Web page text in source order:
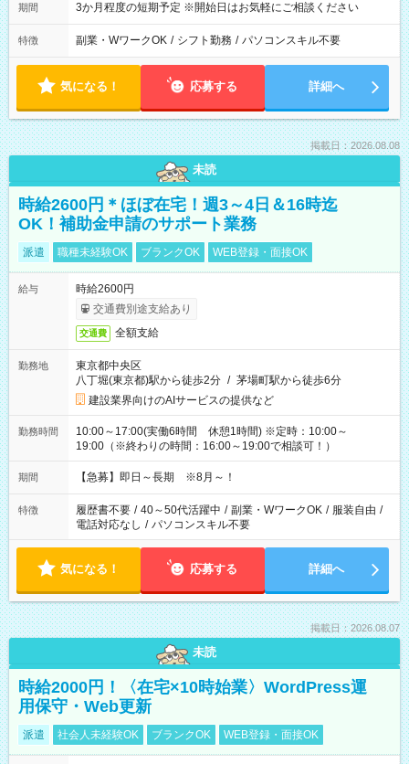
期間 3か月程度の短期予定 ※開始日はお気軽にご相談ください
特徴 副業・WワークOK / シフト勤務 / パソコンスキル不要
気になる！ 応募する 詳細へ
掲載日：2026.08.08
未読
時給2600円＊ほぼ在宅！週3～4日＆16時迄
OK！補助金申請のサポート業務
派遣 職種未経験OK ブランクOK WEB登録・面接OK
給与
時給2600円
交通費別途支給あり
交通費 全額支給
勤務地
東京都中央区
八丁堀(東京都)駅から徒歩2分 / 茅場町駅から徒歩6分
建設業界向けのAIサービスの提供など
勤務時間
10:00～17:00(実働6時間 休憩1時間) ※定時：10:00～
19:00（※終わりの時間：16:00～19:00で相談可！）
期間 【急募】即日～長期 ※8月～！
特徴 履歴書不要 / 40～50代活躍中 / 副業・WワークOK / 服装自由 /
電話対応なし / パソコンスキル不要
気になる！ 応募する 詳細へ
掲載日：2026.08.07
未読
時給2000円！〈在宅×10時始業〉WordPress運
用保守・Web更新
派遣 社会人未経験OK ブランクOK WEB登録・面接OK